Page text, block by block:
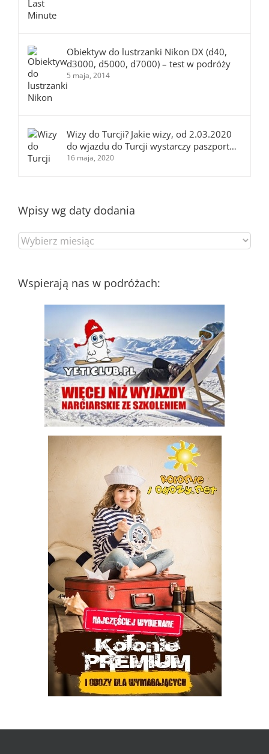
Obiektyw do lustrzanki Nikon DX (d40,
d3000, d5000, d7000) – test w podróży
5 maja, 2014
Wizy do Turcji? Jakie wizy, od 2.03.2020
do wjazdu do Turcji wystarczy paszport…
16 maja, 2020
Wpisy wg daty dodania
Wpisy
wg
Wspierają nas w podróżach: